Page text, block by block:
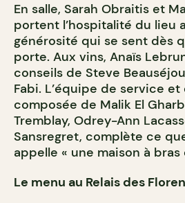
En salle, Sarah Obraitis et
portent l’hospitalité du lieu
générosité qui se sent dès
porte. Aux vins, Anaïs
conseils de Steve
Fabi. L’équipe de service
composée de Malik El
Tremblay, Odrey-Ann
Sansregret, complète ce
appelle « une maison à bras
Le menu au Relais des